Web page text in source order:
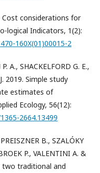
Cost considerations for
logical Indicators, 1(2):
160X(01)00015-2
A., SHACKELFORD G. E.,
2019. Simple study
estimates of
Ecology, 56(12):
2664.13499
B., SZALÓKY
P., VALENTINI A. &
two traditional and